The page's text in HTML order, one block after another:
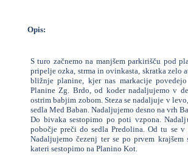
Opis:
S turo začnemo na manjšem parkirišču pod
pripelje ozka, strma in ovinkasta, skratka zelo
bližnje planine, kjer nas markacije
Planine Zg. Brdo, od koder nadaljujemo v
ostrim babjim zobom. Steza se nadaljuje v
sedla Med Baban. Nadaljujemo desno na vrh
Do bivaka sestopimo po poti vzpona.
pobočje preči do sedla Predolina. Od tu se
Nadaljujemo čezenj ter se po prvem krajšem
kateri sestopimo na Planino Kot.